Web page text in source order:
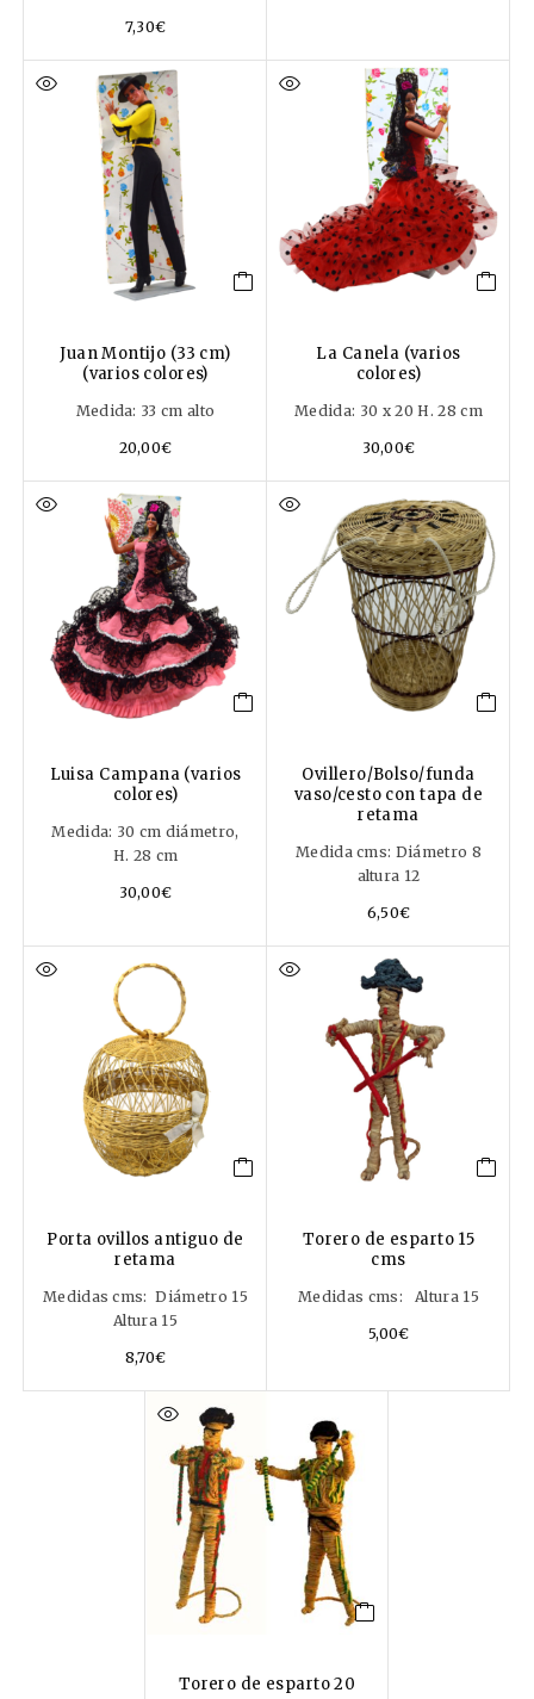
7,30€
Juan Montijo (33 cm)
(varios colores)
Medida: 33 cm alto
20,00€
La Canela (varios
colores)
Medida: 30 x 20 H. 28 cm
30,00€
Luisa Campana (varios
colores)
Medida: 30 cm diámetro,
H. 28 cm
30,00€
Ovillero/Bolso/funda
vaso/cesto con tapa de
retama
Medida cms: Diámetro 8
altura 12
6,50€
Porta ovillos antiguo de
retama
Medidas cms: Diámetro 15
Altura 15
8,70€
Torero de esparto 15
cms
Medidas cms: Altura 15
5,00€
Torero de esparto 20